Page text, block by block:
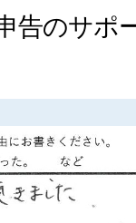
告のサポ